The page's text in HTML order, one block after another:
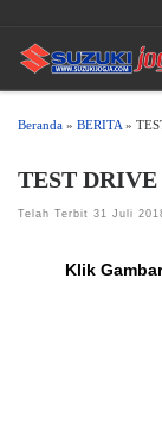
Beranda » BERITA »
TEST DRIVE
Telah Terbit 31 Juli
Klik